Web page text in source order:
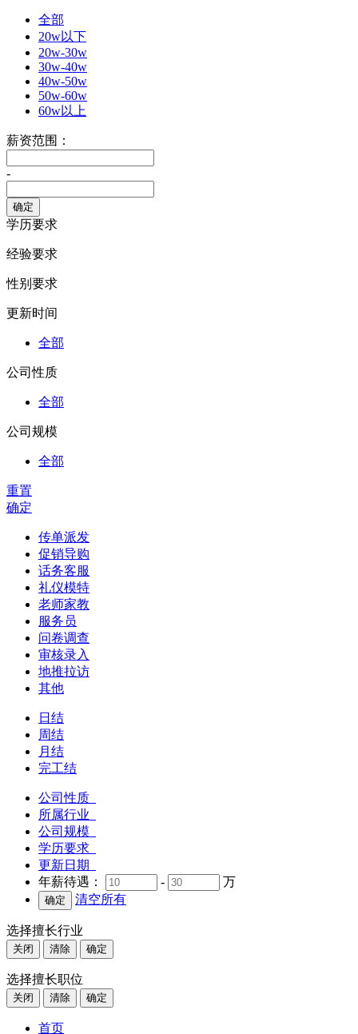
全部
20w以下
20w-30w
30w-40w
40w-50w
50w-60w
60w以上
薪资范围：
-
学历要求
经验要求
性别要求
更新时间
全部
公司性质
全部
公司规模
全部
重置
确定
传单派发
促销导购
话务客服
礼仪模特
老师家教
服务员
问卷调查
审核录入
地推拉访
其他
日结
周结
月结
完工结
公司性质
所属行业
公司规模
学历要求
更新日期
年薪待遇：
-
万
清空所有
选择擅长行业
关闭 清除 确定
选择擅长职位
关闭 清除 确定
首页